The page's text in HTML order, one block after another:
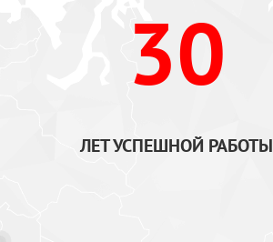
30
ЛЕТ УСПЕШНОЙ РАБОТЫ